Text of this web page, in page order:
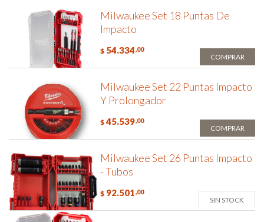
Milwaukee Set 18 Puntas De
Impacto
$ 54.334,00
COMPRAR
Milwaukee Set 22 Puntas Impacto
Y Prolongador
$ 45.539,00
COMPRAR
Milwaukee Set 26 Puntas Impacto
- Tubos
$ 92.501,00
SIN STOCK